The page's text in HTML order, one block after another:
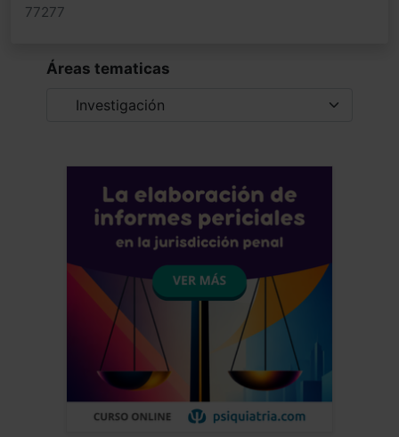
77277
Áreas tematicas